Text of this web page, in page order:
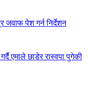
जवाफ पेश गर्न निर्देशन
एमाले छाडेर रास्वपा पुगेकी